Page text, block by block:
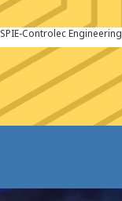
SPIE-Controlec Engineering